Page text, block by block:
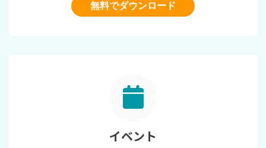
無料でダウンロード
イベント